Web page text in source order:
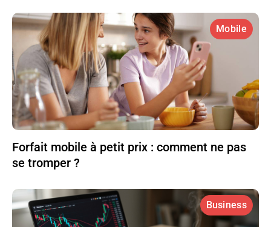
Mobile
Forfait mobile à petit prix : comment ne pas
se tromper ?
Business